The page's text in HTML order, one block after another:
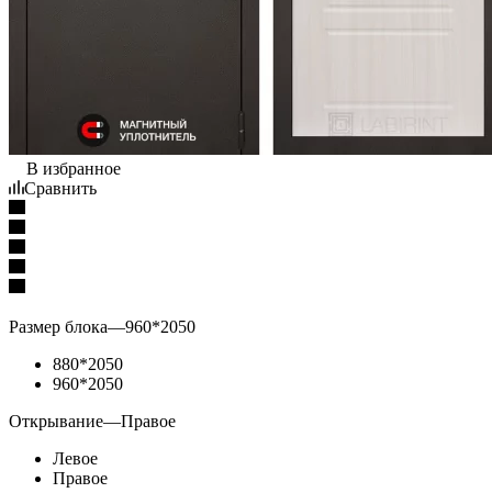
В избранное
Сравнить
Размер блока—960*2050
880*2050
960*2050
Открывание—Правое
Левое
Правое